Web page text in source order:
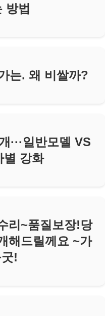
방법
는. 왜 비쌀까?
···일반모델 VS
별 강화
리~품질보장!당
해드릴께요 ~가
!